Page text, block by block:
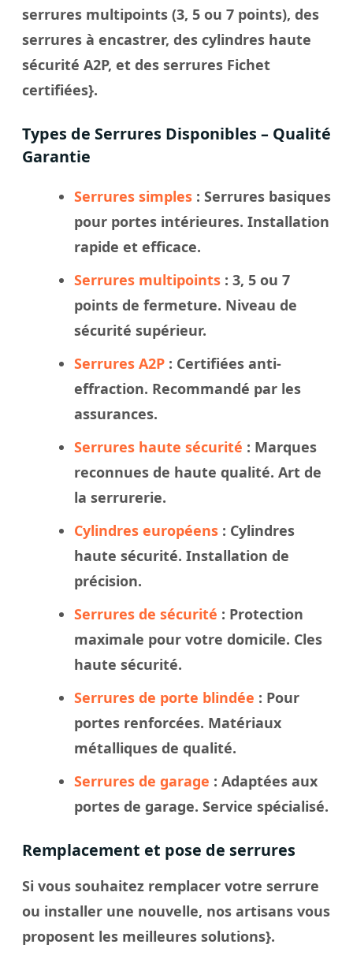
serrures multipoints (3, 5 ou 7 points), des
serrures à encastrer, des cylindres haute
sécurité A2P, et des serrures Fichet
certifiées}.
Types de Serrures Disponibles – Qualité
Garantie
Serrures simples : Serrures basiques
pour portes intérieures. Installation
rapide et efficace.
Serrures multipoints : 3, 5 ou 7
points de fermeture. Niveau de
sécurité supérieur.
Serrures A2P : Certifiées anti-
effraction. Recommandé par les
assurances.
Serrures haute sécurité : Marques
reconnues de haute qualité. Art de
la serrurerie.
Cylindres européens : Cylindres
haute sécurité. Installation de
précision.
Serrures de sécurité : Protection
maximale pour votre domicile. Cles
haute sécurité.
Serrures de porte blindée : Pour
portes renforcées. Matériaux
métalliques de qualité.
Serrures de garage : Adaptées aux
portes de garage. Service spécialisé.
Remplacement et pose de serrures
Si vous souhaitez remplacer votre serrure
ou installer une nouvelle, nos artisans vous
proposent les meilleures solutions}.